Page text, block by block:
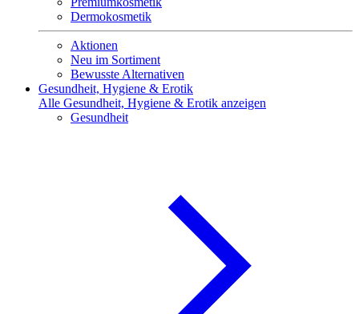
Dermokosmetik
Aktionen
Neu im Sortiment
Bewusste Alternativen
Gesundheit, Hygiene & Erotik
Alle Gesundheit, Hygiene & Erotik anzeigen
Gesundheit